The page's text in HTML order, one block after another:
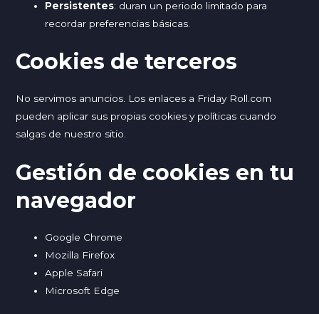
Persistentes: duran un periodo limitado para
recordar preferencias básicas.
Cookies de terceros
No servimos anuncios. Los enlaces a Friday Roll.com
pueden aplicar sus propias cookies y políticas cuando
salgas de nuestro sitio.
Gestión de cookies en tu
navegador
Google Chrome
Mozilla Firefox
Apple Safari
Microsoft Edge